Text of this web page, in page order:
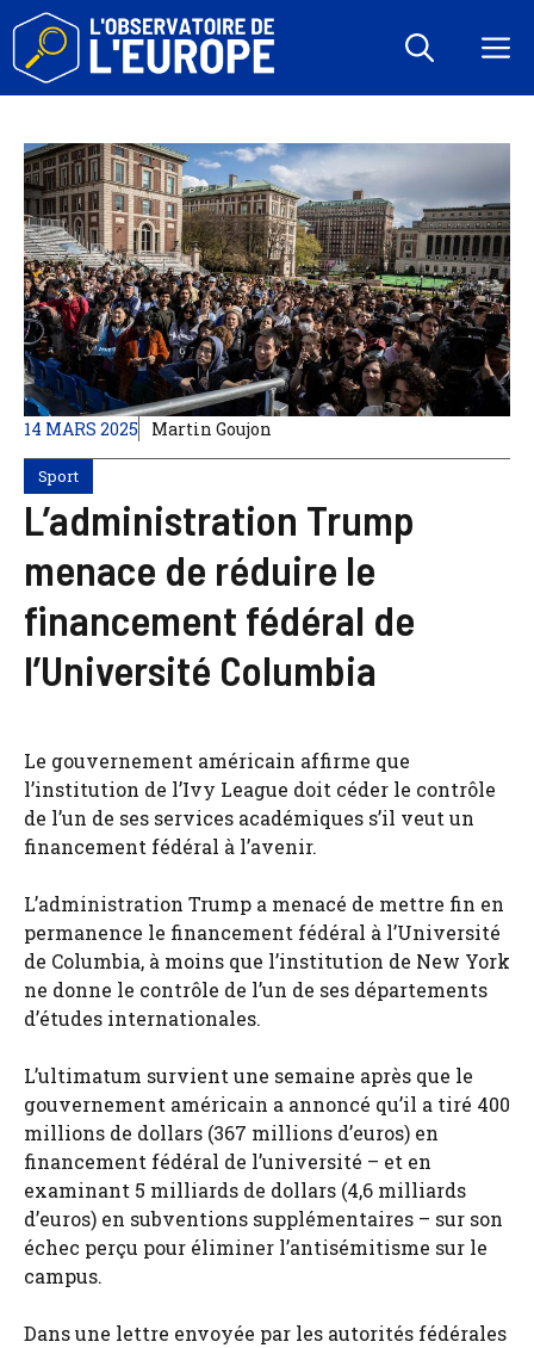
Aller
contenu
14 MARS 2025 Martin Goujon
Sport
L’administration Trump
menace de réduire le
financement fédéral de
l’Université Columbia
Le gouvernement américain affirme que
l’institution de l’Ivy League doit céder le contrôle
de l’un de ses services académiques s’il veut un
financement fédéral à l’avenir.
L’administration Trump a menacé de mettre fin en
permanence le financement fédéral à l’Université
de Columbia, à moins que l’institution de New York
ne donne le contrôle de l’un de ses départements
d’études internationales.
L’ultimatum survient une semaine après que le
gouvernement américain a annoncé qu’il a tiré 400
millions de dollars (367 millions d’euros) en
financement fédéral de l’université – et en
examinant 5 milliards de dollars (4,6 milliards
d’euros) en subventions supplémentaires – sur son
échec perçu pour éliminer l’antisémitisme sur le
campus.
Dans une lettre envoyée par les autorités fédérales